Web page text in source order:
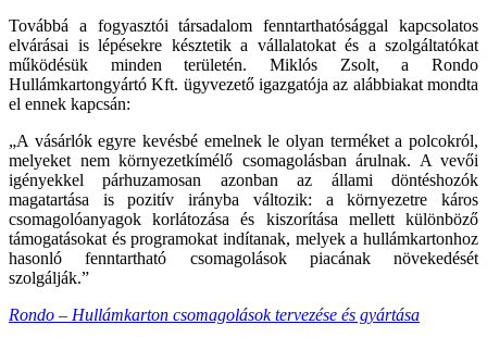
Továbbá a fogyasztói társadalom fenntarthatósággal kapcsolatos
elvárásai is lépésekre késztetik a vállalatokat és a szolgáltatókat
működésük minden területén. Miklós Zsolt, a Rondo
Hullámkartongyártó Kft. ügyvezető igazgatója az alábbiakat mondta
el ennek kapcsán:
„A vásárlók egyre kevésbé emelnek le olyan terméket a polcokról,
melyeket nem környezetkímélő csomagolásban árulnak. A vevői
igényekkel párhuzamosan azonban az állami döntéshozók
magatartása is pozitív irányba változik: a környezetre káros
csomagolóanyagok korlátozása és kiszorítása mellett különböző
támogatásokat és programokat indítanak, melyek a hullámkartonhoz
hasonló fenntartható csomagolások piacának növekedését
szolgálják.”
Rondo – Hullámkarton csomagolások tervezése és gyártása